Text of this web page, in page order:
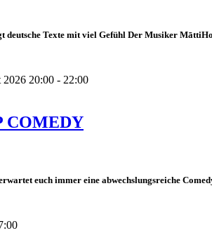
deutsche Texte mit viel Gefühl Der Musiker
2026 20:00 - 22:00
COMEDY
euch immer eine abwechslungsreiche